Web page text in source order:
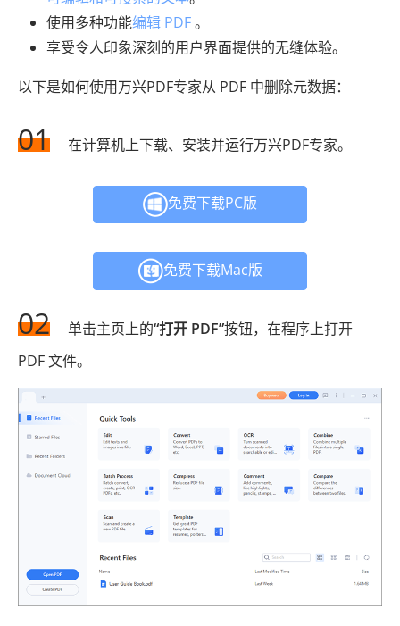
使用多种功能编辑 PDF。
享受令人印象深刻的用户界面提供的无缝体验。
以下是如何使用万兴PDF专家从 PDF 中删除元数据：
01 在计算机上下载、安装并运行万兴PDF专家。
免费下载PC版
免费下载Mac版
02 单击主页上的“打开 PDF”按钮，在程序上打开
PDF 文件。